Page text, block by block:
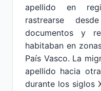
apellido en
rastrearse
documentos y
habitaban en
País Vasco. La
apellido hacia
durante los siglos